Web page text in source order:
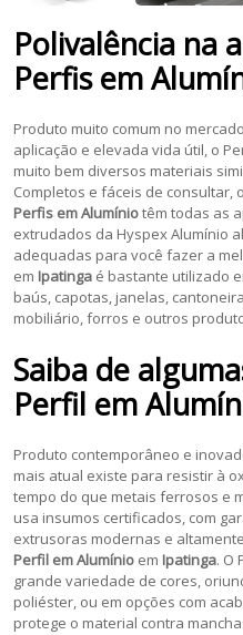
Polivalência na
Perfis em
Produto muito comum no
aplicação e elevada vida útil, o
muito bem diversos materiais
Completos e fáceis de consultar,
Perfis em Alumíniotêm todas as
extrudados da Hyspex Alumínio
adequadas para você fazer a
em Ipatinga é bastante utilizado
baús, capotas, janelas,
mobiliário, forros e outros
Saiba de
Perfil em
Produto contemporâneo e
mais atual existe para resistir à
tempo do que metais ferrosos e
usa insumos certificados, com
extrusoras modernas e
Perfil em Alumínio em Ipatinga. O
grande variedade de cores,
poliéster, ou em opções com
protege o material contra